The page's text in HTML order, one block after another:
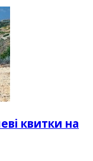
квитки на